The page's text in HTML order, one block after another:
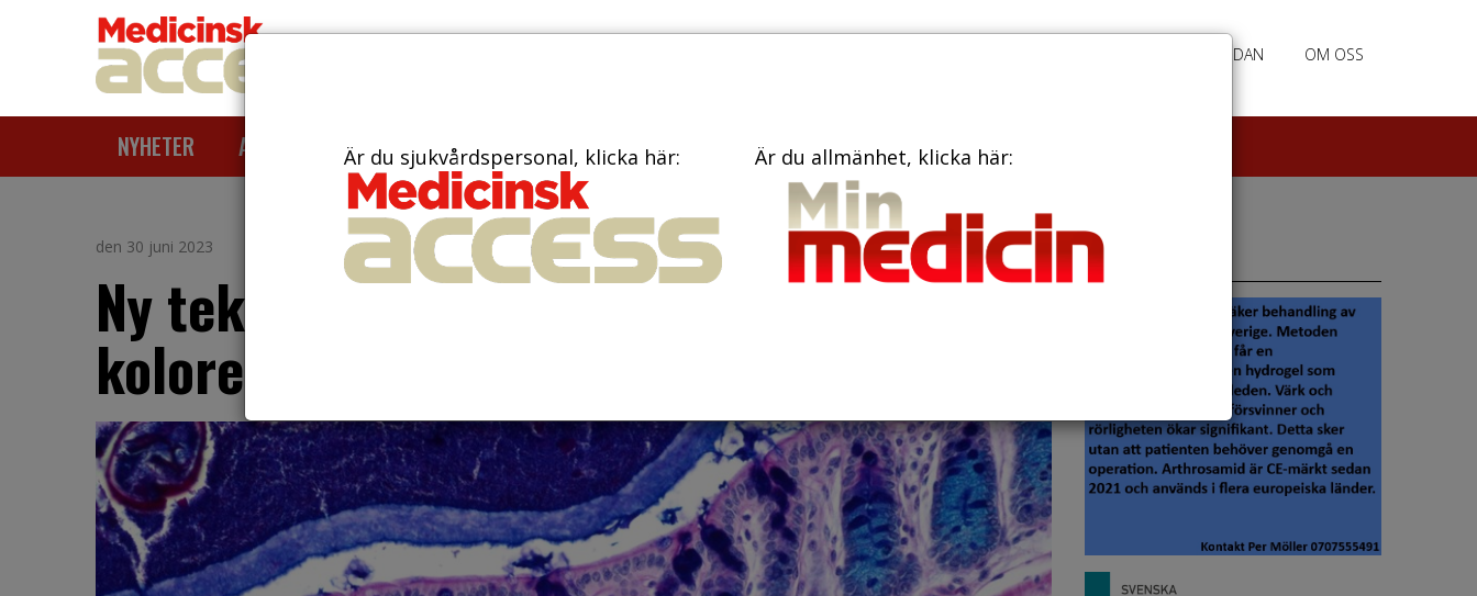
ANNONSERING HEMSIDAN OM OSS
NYHETER ARTIKLAR AKTUELLT TIDNINGAR BÖCKER KONTAKT
den 30 juni 2023
Ny teknik främjar forskning om hur
kolorektalcancer kan förhindras
Annonser
Är du sjukvårdspersonal, klicka här: Är du allmänhet, klicka här: